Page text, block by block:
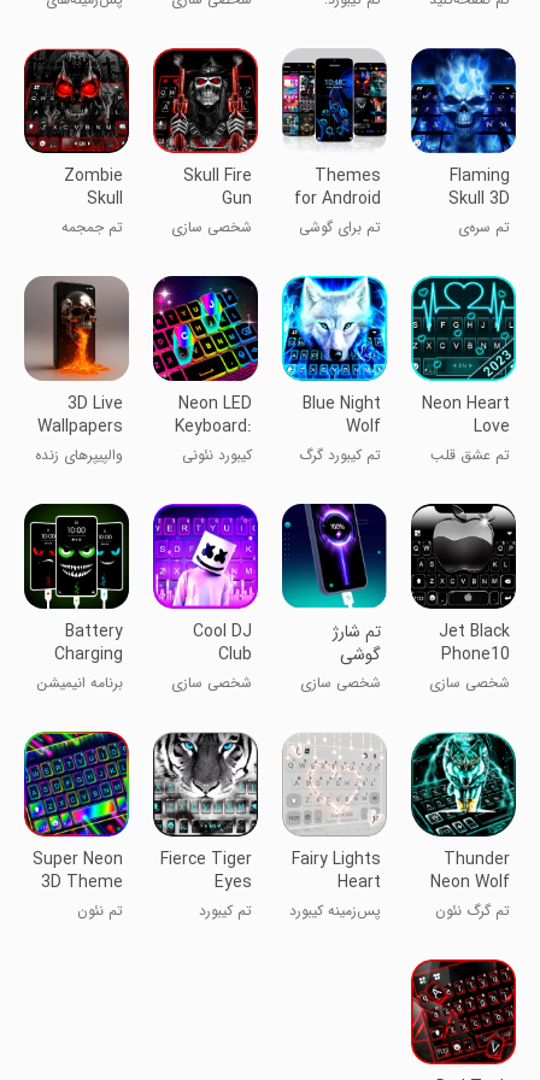
Keyboard
Theme
آتشین
Flaming
Skull 3D
Theme
تم سره‌ی
Themes
for Android
™
تم برای گوشی
Skull Fire
Gun
Wallpapers
Keyboard
شخصی سازی
Zombie
Skull
Theme
تم جمجمه
Neon Heart
Love
Theme
تم عشق قلب
Blue Night
Wolf
Keyboard
Theme
تم کیبورد گرگ
Neon LED
Keyboard:
RGB & Emoji
کیبورد نئونی
3D Live
Wallpapers
4D video 4K
والپیپرهای زنده
۴K
Jet Black
Phone10
Theme
شخصی سازی
تم شارژ
گوشی
شخصی سازی
Cool DJ
Club
Theme
شخصی سازی
Battery
Charging
Animation
App
برنامه انیمیشن
Thunder
Neon Wolf
Theme
تم گرگ نئون
Fairy Lights
Heart
Keyboard
Background
پس‌زمینه کیبورد
Fierce Tiger
Eyes
Keyboard
Theme
تم کیبورد
Super Neon
3D Theme
تم نئون